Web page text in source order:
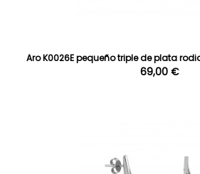
Aro K0026E pequeño triple de plata
69,00 €